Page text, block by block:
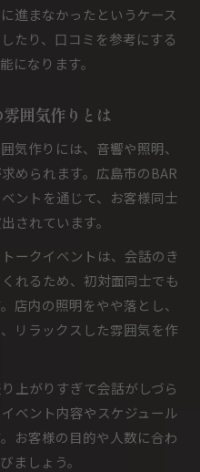
進まなかったというケース
たり、口コミを参考にする
になります。
囲気作りとは
気作りには、音響や照明、
められます。広島市のBAR
ントを通じて、お客様同士
されています。
ークイベントは、会話のき
れるため、初対面同士でも
店内の照明をやや落とし、
リラックスした雰囲気を作
上がりすぎて会話がしづら
ベント内容やスケジュール
お客様の目的や人数に合わ
ましょう。